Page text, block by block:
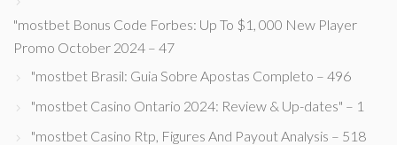
"mostbet Bonus Code Forbes: Up To $1, 000 New Player
Promo October 2024 – 47
"mostbet Brasil: Guia Sobre Apostas Completo – 496
"mostbet Casino Ontario 2024: Review & Up-dates" – 1
"mostbet Casino Rtp, Figures And Payout Analysis – 518